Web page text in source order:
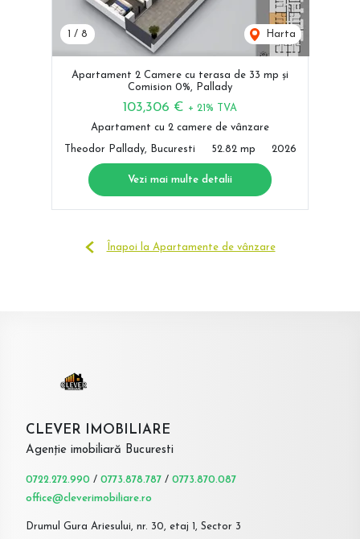
1 / 8 Harta
Apartament 2 Camere cu terasa de 33 mp și
Comision 0%, Pallady
103,306 € + 21% TVA
Apartament cu 2 camere de vânzare
Theodor Pallady, Bucuresti 52.82 mp 2026
Vezi mai multe detalii
Înapoi la Apartamente de vânzare
CLEVER IMOBILIARE
Agenție imobiliară Bucuresti
0722.272.990 / 0773.878.787 / 0773.870.087
office@cleverimobiliare.ro
Drumul Gura Ariesului, nr. 30, etaj 1, Sector 3